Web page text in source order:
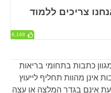
כתבות בתחומי בריאות
אינן מהוות תחליף לייעוץ
אינם בגדר המלצה או עצה
צריכים ללמוד
6,168